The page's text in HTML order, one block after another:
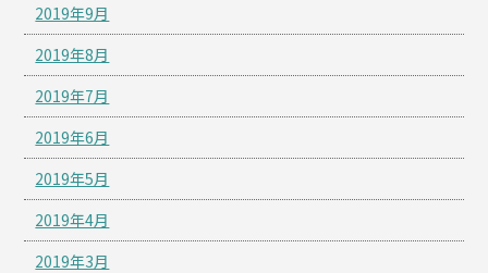
2019年9月
2019年8月
2019年7月
2019年6月
2019年5月
2019年4月
2019年3月